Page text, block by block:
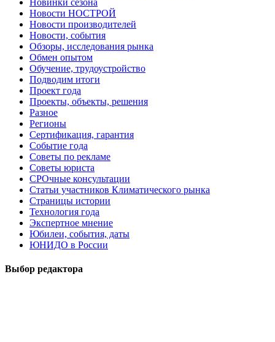
Новинки сезона
Новости НОСТРОЙ
Новости производителей
Новости, события
Обзоры, исследования рынка
Обмен опытом
Обучение, трудоустройство
Подводим итоги
Проект года
Проекты, объекты, решения
Разное
Регионы
Сертификация, гарантия
Событие года
Советы по рекламе
Советы юриста
СРОчные консультации
Статьи участников Климатического рынка
Страницы истории
Технология года
Экспертное мнение
Юбилеи, события, даты
ЮНИДО в России
Выбор редактора